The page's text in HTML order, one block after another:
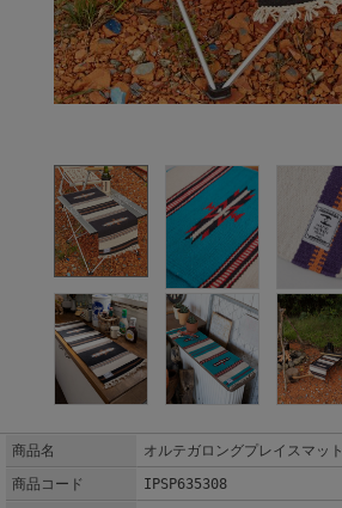
商品名
オルテガロングプレイスマット
商品コード
IPSP635308